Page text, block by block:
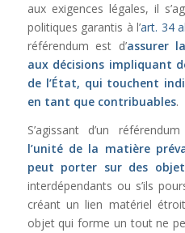
aux exigences légales, il
politiques garantis à l’art. 34
référendum est d’assurer
aux décisions impliquant
de l’État, qui touchent
en tant que contribuables.
S’agissant d’un
l’unité de la matière
peut porter sur des
interdépendants ou s’ils
créant un lien matériel
objet qui forme un tout ne